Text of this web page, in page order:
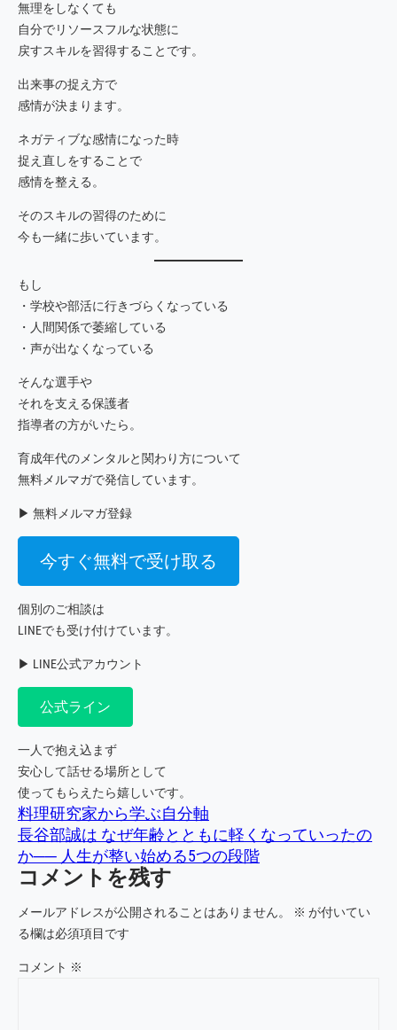
無理をしなくても
自分でリソースフルな状態に
戻すスキルを習得することです。
出来事の捉え方で
感情が決まります。
ネガティブな感情になった時
捉え直しをすることで
感情を整える。
そのスキルの習得のために
今も一緒に歩いています。
もし
・学校や部活に行きづらくなっている
・人間関係で萎縮している
・声が出なくなっている
そんな選手や
それを支える保護者
指導者の方がいたら。
育成年代のメンタルと関わり方について
無料メルマガで発信しています。
▶ 無料メルマガ登録
今すぐ無料で受け取る
個別のご相談は
LINEでも受け付けています。
▶ LINE公式アカウント
公式ライン
一人で抱え込まず
安心して話せる場所として
使ってもらえたら嬉しいです。
料理研究家から学ぶ自分軸
長谷部誠は なぜ年齢とともに軽くなっていったの
か── 人生が整い始める5つの段階
コメントを残す
メールアドレスが公開されることはありません。 ※ が付いてい
る欄は必須項目です
コメント ※